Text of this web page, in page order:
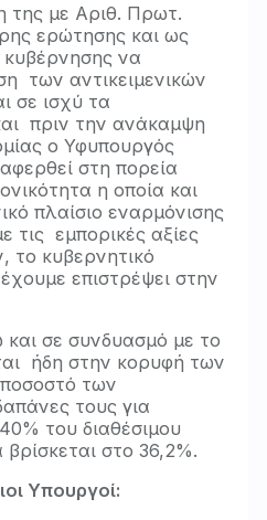
της με Αριθ. Πρωτ.
ερώτησης και ως
να
των αντικειμενικών
σε ισχύ τα
πριν την ανάκαμψη
ο Υφυπουργός
στη πορεία
η οποία και
πλαίσιο εναρμόνισης
τις εμπορικές αξίες
το κυβερνητικό
επιστρέψει στην
σε συνδυασμό με το
ήδη στην κορυφή των
των
τους για
του διαθέσιμου
στο 36,2%.
Υπουργοί: